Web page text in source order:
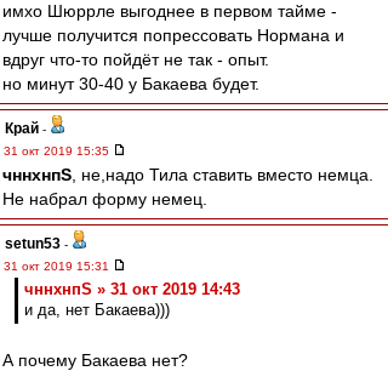
имхо Шюррле выгоднее в первом тайме -
лучше получится попрессовать Нормана и
вдруг что-то пойдёт не так - опыт.
но минут 30-40 у Бакаева будет.
Край -
31 окт 2019 15:35
чннхнпS , не,надо Тила ставить вместо немца.
Не набрал форму немец.
setun53 -
31 окт 2019 15:31
чннхнпS » 31 окт 2019 14:43
и да, нет Бакаева)))
А почему Бакаева нет?